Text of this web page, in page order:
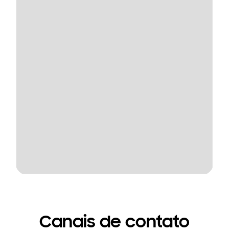
Canais de contato